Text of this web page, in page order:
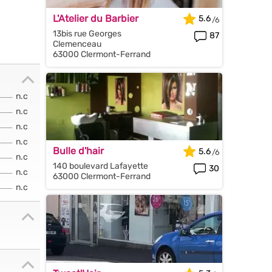
n.c
n.c
n.c
n.c
n.c
n.c
n.c
L'Atelier du Barbier
13bis rue Georges
Clemenceau
63000 Clermont-Ferrand
5.6
87
Bulle d'hair
140 boulevard Lafayette
63000 Clermont-Ferrand
5.6
30